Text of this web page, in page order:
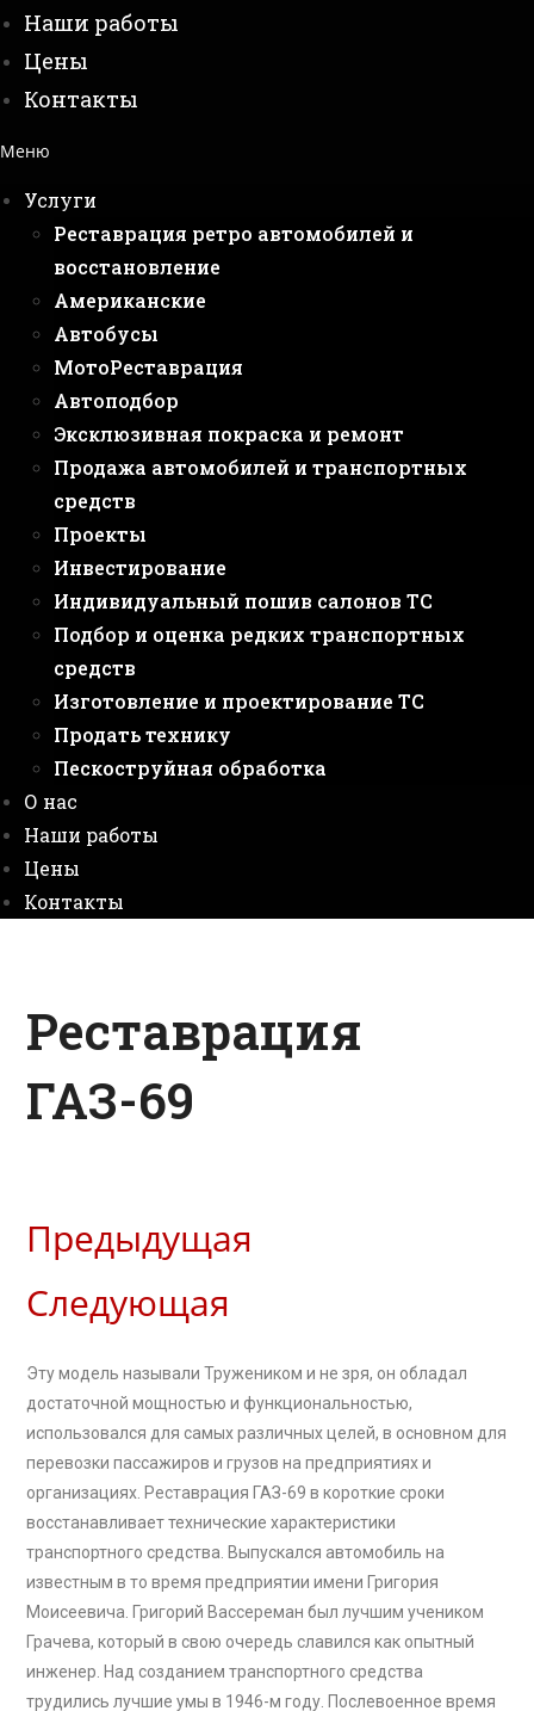
Наши работы
Цены
Контакты
Меню
Услуги
Реставрация ретро автомобилей и
восстановление
Американские
Автобусы
МотоРеставрация
Автоподбор
Эксклюзивная покраска и ремонт
Продажа автомобилей и транспортных
средств
Проекты
Инвестирование
Индивидуальный пошив салонов ТС
Подбор и оценка редких транспортных
средств
Изготовление и проектирование ТС
Продать технику
Пескоструйная обработка
О нас
Наши работы
Цены
Контакты
Реставрация
ГАЗ-69
Предыдущая
Следующая
Эту модель называли Тружеником и не зря, он обладал
достаточной мощностью и функциональностью,
использовался для самых различных целей, в основном для
перевозки пассажиров и грузов на предприятиях и
организациях. Реставрация ГАЗ-69 в короткие сроки
восстанавливает технические характеристики
транспортного средства. Выпускался автомобиль на
известным в то время предприятии имени Григория
Моисеевича. Григорий Вассереман был лучшим учеником
Грачева, который в свою очередь славился как опытный
инженер. Над созданием транспортного средства
трудились лучшие умы в 1946-м году. Послевоенное время